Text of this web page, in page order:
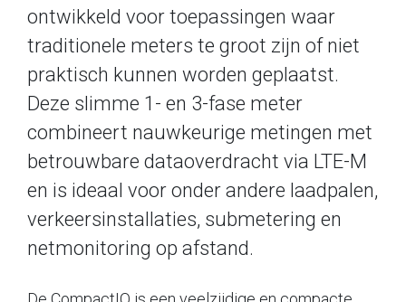
ontwikkeld voor toepassingen waar
traditionele meters te groot zijn of niet
praktisch kunnen worden geplaatst.
Deze slimme 1- en 3-fase meter
combineert nauwkeurige metingen met
betrouwbare dataoverdracht via LTE-M
en is ideaal voor onder andere laadpalen,
verkeersinstallaties, submetering en
netmonitoring op afstand.